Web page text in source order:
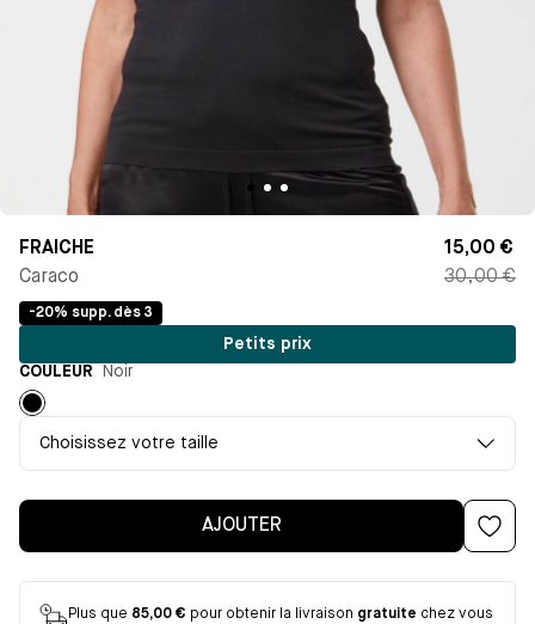
FRAICHE
Caraco
15,00 €
30,00 €
-20% supp. dès 3
Petits prix
COULEUR
Noir
Noir
Choisissez votre taille
AJOUTER
Plus que 85,00 € pour obtenir la livraison gratuite chez vous